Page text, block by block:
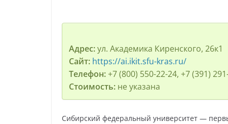
Адрес:ул. Академика Киренского, 26к1
Сайт: https://ai.ikit.sfu-kras.ru/
Телефон:+7 (800) 550-22-24, +7 (391)
Стоимость:не указана
Сибирский федеральный университет —